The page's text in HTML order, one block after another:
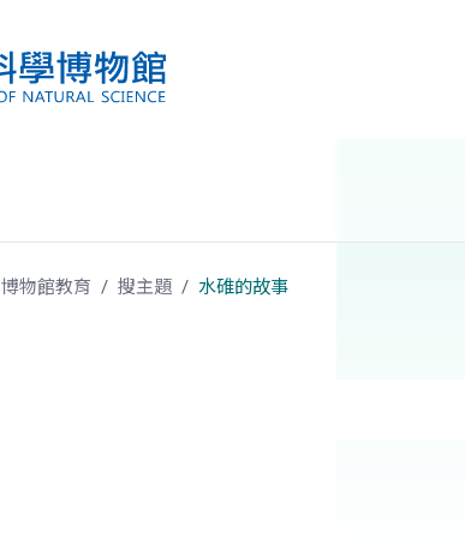
博物館教育 搜主題 水碓的故事